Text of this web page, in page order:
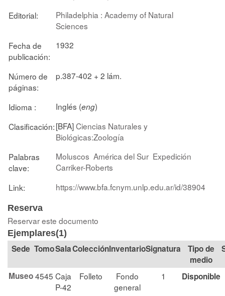
Editorial:
Philadelphia : Academy of Natural
Sciences
Fecha de
publicación:
1932
Número de
páginas:
p.387-402 + 2 lám.
Idioma : Inglés (eng)
Clasificación:[BFA]Ciencias Naturales y
Biológicas:Zoología
Palabras
clave:
Moluscos América del Sur Expedición
Carriker-Roberts
Link:
https://www.bfa.fcnym.unlp.edu.ar/id/38904
Reserva
Reservar este documento
Ejemplares(1)
TomoSalaColección Signatura
Tipo de
medio
Museo4545 Caja
P-42
Folleto
Fondo
general
1 Disponible